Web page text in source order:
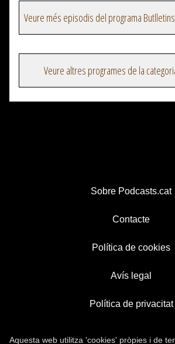
Veure altres programes de la
Sobre Podcasts.cat
Contacte
Política de cookies
Avís legal
Política de privacitat
Aquesta web utilitza 'cookies' pròpies i de